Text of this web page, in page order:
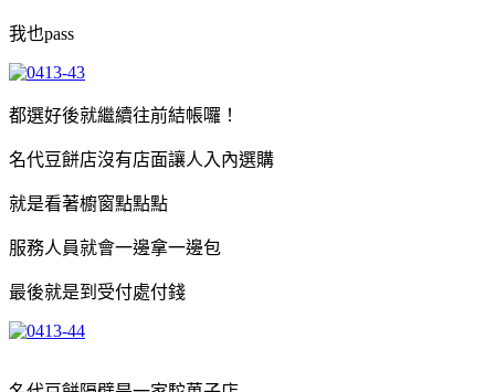
我也pass
都選好後就繼續往前結帳囉！
名代豆餅店沒有店面讓人入內選購
就是看著櫥窗點點點
服務人員就會一邊拿一邊包
最後就是到受付處付錢